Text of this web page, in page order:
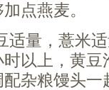
点燕麦。
适量，薏米
以上，黄
杂粮馒头一